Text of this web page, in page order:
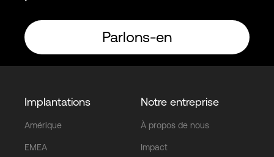
Parlons-en
Implantations
Amérique
EMEA
Notre entreprise
À propos de nous
Impact